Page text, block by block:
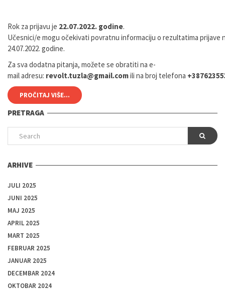
Rok za prijavu je 22.07.2022. godine.
Učesnici/e mogu očekivati povratnu informaciju o rezultatima prijave
24.07.2022. godine.
Za sva dodatna pitanja, možete se obratiti na e-
mailadresu: revolt.tuzla@gmail.comili na broj telefona
PROČITAJ VIŠE...
PRETRAGA
ARHIVE
JULI 2025
JUNI 2025
MAJ 2025
APRIL 2025
MART 2025
FEBRUAR 2025
JANUAR 2025
DECEMBAR 2024
OKTOBAR 2024